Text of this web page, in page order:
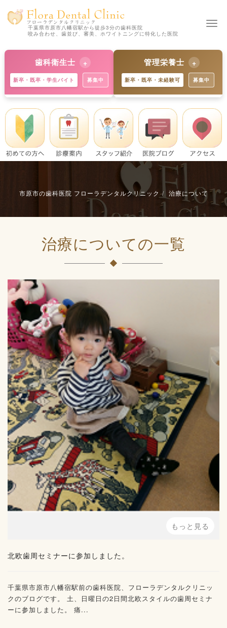
千葉県市原市八幡宿駅から徒歩3分の歯科医院
咬み合わせ、歯並び、審美、ホワイトニングに特化した医院
歯科衛生士
新卒・既卒・学生バイト 募集中
独自の教育制度で着実にスキル
アップ。学生バイトも歓迎で
す。※既卒・中途の方も大歓
迎。
管理栄養士
新卒・既卒・未経験可 募集中
歯科と食育のプロへ。未経験か
らでも丁寧に指導します。※既
卒・中途の方も募集中。
詳細を見る
市原市の歯科医院 フローラデンタルクリニック 治療について
治療についての一覧
もっと見る
北欧歯周セミナーに参加しました。
千葉県市原市八幡宿駅前の歯科医院、フローラデンタルクリニッ
クのブログです。 土、日曜日の2日間北欧スタイルの歯周セミナ
ーに参加しました。 痛...